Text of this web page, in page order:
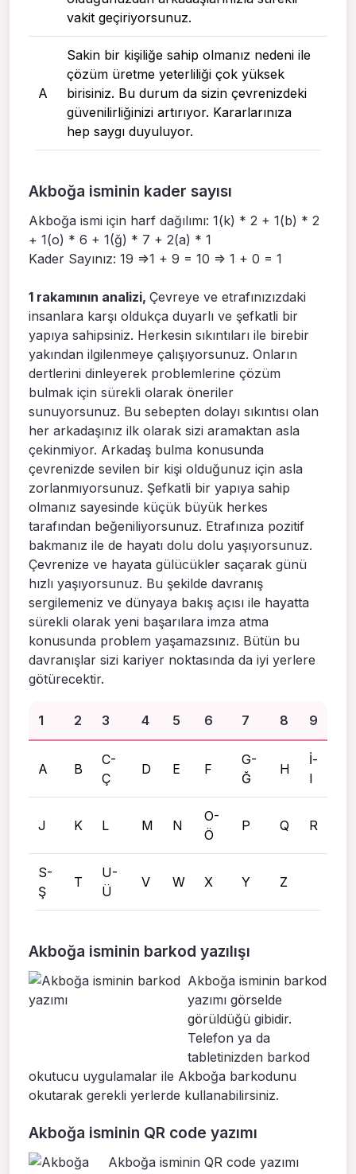
vakit geçiriyorsunuz.
A
Sakin bir kişiliğe sahip olmanız nedeni ile
çözüm üretme yeterliliği çok yüksek
birisiniz. Bu durum da sizin çevrenizdeki
güvenilirliğinizi artırıyor. Kararlarınıza
hep saygı duyuluyor.
Akboğa isminin kader sayısı
Akboğa ismi için harf dağılımı: 1(k) * 2 + 1(b) * 2
+ 1(o) * 6 + 1(ğ) * 7 + 2(a) * 1
Kader Sayınız: 19 =>1 + 9 = 10 => 1 + 0 = 1
1 rakamının analizi, Çevreye ve etrafınızızdaki
insanlara karşı oldukça duyarlı ve şefkatli bir
yapıya sahipsiniz. Herkesin sıkıntıları ile birebir
yakından ilgilenmeye çalışıyorsunuz. Onların
dertlerini dinleyerek problemlerine çözüm
bulmak için sürekli olarak öneriler
sunuyorsunuz. Bu sebepten dolayı sıkıntısı olan
her arkadaşınız ilk olarak sizi aramaktan asla
çekinmiyor. Arkadaş bulma konusunda
çevrenizde sevilen bir kişi olduğunuz için asla
zorlanmıyorsunuz. Şefkatli bir yapıya sahip
olmanız sayesinde küçük büyük herkes
tarafından beğeniliyorsunuz. Etrafınıza pozitif
bakmanız ile de hayatı dolu dolu yaşıyorsunuz.
Çevrenize ve hayata gülücükler saçarak günü
hızlı yaşıyorsunuz. Bu şekilde davranış
sergilemeniz ve dünyaya bakış açısı ile hayatta
sürekli olarak yeni başarılara imza atma
konusunda problem yaşamazsınız. Bütün bu
davranışlar sizi kariyer noktasında da iyi yerlere
götürecektir.
1 2 3 4 5 6 7 8 9
A B
C-
Ç
D E F
G-
Ğ
H
İ-
I
J K L M N
O-
Ö
P Q R
S-
Ş
T
U-
Ü
V W X Y Z
Akboğa isminin barkod yazılışı
Akboğa isminin barkod
yazımı görselde
görüldüğü gibidir.
Telefon ya da
tabletinizden barkod
okutucu uygulamalar ile Akboğa barkodunu
okutarak gerekli yerlerde kullanabilirsiniz.
Akboğa isminin QR code yazımı
Akboğa isminin QR code yazımı